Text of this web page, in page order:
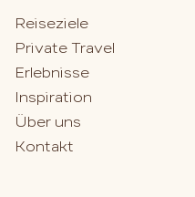
Reiseziele
Private Travel
Erlebnisse
Inspiration
Über uns
Kontakt